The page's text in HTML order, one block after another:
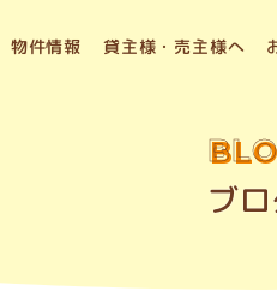
物件情報 貸主様・売主様へ
ブ